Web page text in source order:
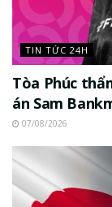
TIN TỨC 24H
Tòa Phúc
án Sam
07/08/2026